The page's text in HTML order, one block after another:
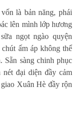
là bản năng, phái
lên mình lớp hương
ngọt ngào quyện
ấm áp không thể
Sẵn sàng chinh phục
đại diện đầy cảm
Xuân Hè đầy rộn